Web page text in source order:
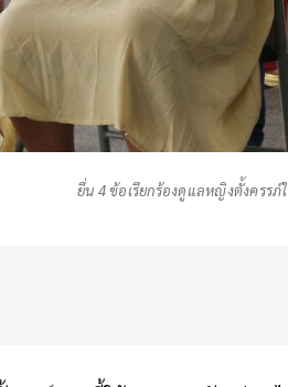
ยื่น 4 ข้อเรียกร้องดูแลหญิงตั้งครรภ์